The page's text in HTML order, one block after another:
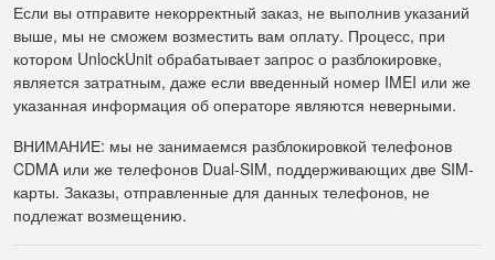
Если вы отправите некорректный заказ, не выполнив указаний
выше, мы не сможем возместить вам оплату. Процесс, при
котором UnlockUnit обрабатывает запрос о разблокировке,
является затратным, даже если введенный номер IMEI или же
указанная информация об операторе являются неверными.
ВНИМАНИЕ: мы не занимаемся разблокировкой телефонов
CDMA или же телефонов Dual-SIM, поддерживающих две SIM-
карты. Заказы, отправленные для данных телефонов, не
подлежат возмещению.